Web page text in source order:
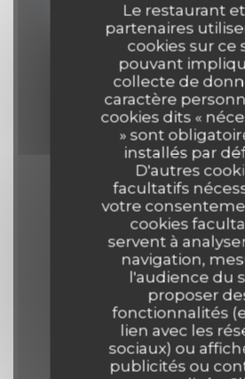
Le restaurant
partenaires
cookies sur ce
pouvant
collecte de
caractère
cookies dits «
» sont
installés par
D'autres
facultatifs
votre
cookies
servent à
navigation,
l'audience du
proposer
fonctionnalités
lien avec les
sociaux) ou
publicités ou
BISTROT|